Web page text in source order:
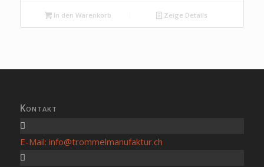
In den Warenkorb Zeige Details
Kontakt
E-Mail: info@trommelmanufaktur.ch